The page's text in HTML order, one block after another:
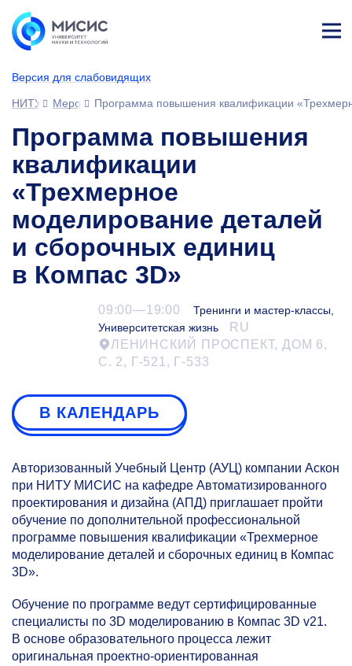
Версия для слабовидящих
ине
НИТУ МИСИСМероприятияПрограмма повышения квалификации
Программа повышения
квалификации
«Трехмерное
моделирование деталей
и сборочных единиц
в Компас 3D»
09:00—19:00
Тренинги и мастер-классы,
Университетская жизнь
RU
ЛЕНИНСКИЙ ПРОСПЕКТ, ДОМ 6,
С. 2, Г-521, Г-533
В КАЛЕНДАРЬ
Авторизованный Учебный Центр (АУЦ) компании Аскон
при НИТУ МИСИС на кафедре Автоматизированного
проектирования и дизайна (АПД) приглашает пройти
обучение по дополнительной профессиональной
программе повышения квалификации «Трехмерное
моделирование деталей и сборочных единиц в Компас
3D».
Обучение по программе ведут сертифицированные
специалисты по 3D моделированию в Компас 3D v21.
В основе образовательного процесса лежит
оригинальная проектно-ориентированная